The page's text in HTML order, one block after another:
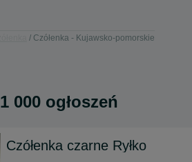
Czółenka - Kujawsko-pomorskie
1 000 ogłoszeń
Czółenka czarne Ryłko